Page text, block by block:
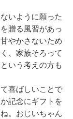
いように願った
贈る風習があっ
やかさないため
、家族そろって
いう考えの方も
喜ばしいことで
記念にギフトを
。おじいちゃん